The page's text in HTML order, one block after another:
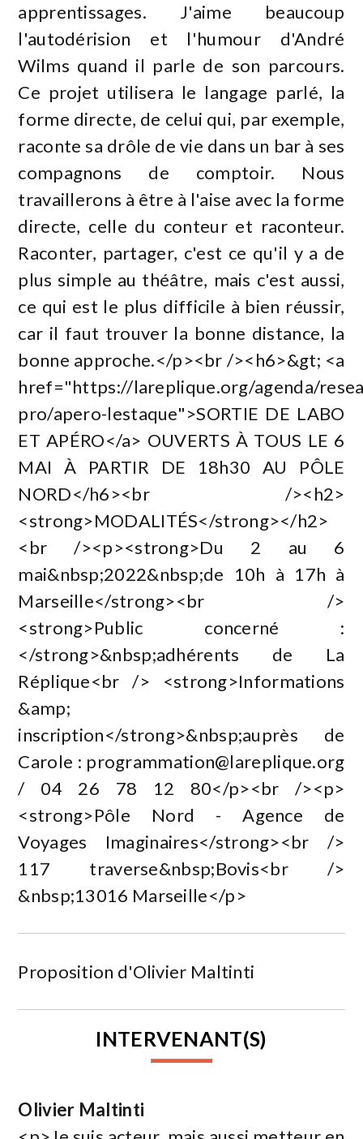
apprentissages. J'aime beaucoup
l'autodérision et l'humour d'André
Wilms quand il parle de son parcours.
Ce projet utilisera le langage parlé, la
forme directe, de celui qui, par exemple,
raconte sa drôle de vie dans un bar à ses
compagnons de comptoir. Nous
travaillerons à être à l'aise avec la forme
directe, celle du conteur et raconteur.
Raconter, partager, c'est ce qu'il y a de
plus simple au théâtre, mais c'est aussi,
ce qui est le plus difficile à bien réussir,
car il faut trouver la bonne distance, la
bonne approche.</p><br /><h6>&gt; <a
href="https://lareplique.org/agenda/
pro/apero-lestaque">SORTIE DE LABO
ET APÉRO</a> OUVERTS À TOUS LE 6
MAI À PARTIR DE 18h30 AU PÔLE
NORD</h6><br /><h2>
<strong>MODALITÉS</strong></h2>
<br /><p><strong>Du 2 au 6
mai&nbsp;2022&nbsp;de 10h à 17h à
Marseille</strong><br />
<strong>Public concerné :
</strong>&nbsp;adhérents de La
Réplique<br /> <strong>Informations
&amp;
inscription</strong>&nbsp;auprès de
Carole : programmation@lareplique.org
/ 04 26 78 12 80</p><br /><p>
<strong>Pôle Nord - Agence de
Voyages Imaginaires</strong><br />
117 traverse&nbsp;Bovis<br />
&nbsp;13016 Marseille</p>
Proposition d'Olivier Maltinti
INTERVENANT(S)
Olivier Maltinti